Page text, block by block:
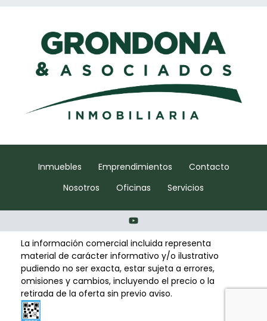
Inmuebles Emprendimientos
Contacto
Nosotros
Oficinas Servicios
La información comercial incluida representa
material de carácter informativo y/o ilustrativo
pudiendo no ser exacta, estar sujeta a errores,
omisiones y cambios, incluyendo el precio o la
retirada de la oferta sin previo aviso.